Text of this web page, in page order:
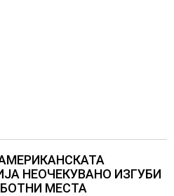
НЕОЧЕКУВАНО ИЗГУБИ
МЕСТА